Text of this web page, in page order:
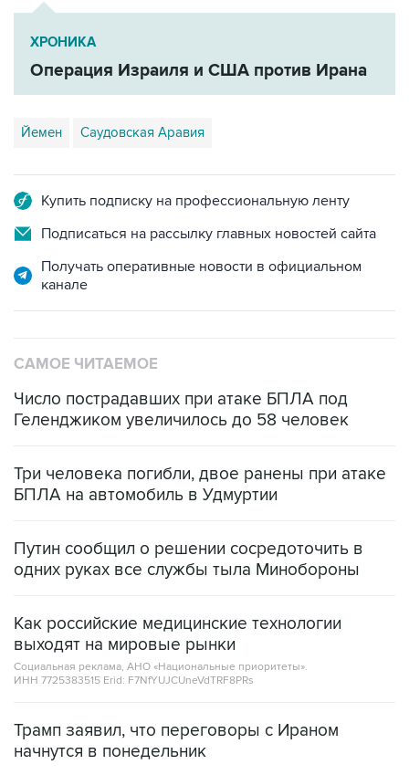
ХРОНИКА
Операция Израиля и США против Ирана
Йемен Саудовская Аравия
Купить подписку на профессиональную ленту
Подписаться на рассылку главных новостей сайта
Получать оперативные новости в официальном
канале
САМОЕ ЧИТАЕМОЕ
Число пострадавших при атаке БПЛА под
Геленджиком увеличилось до 58 человек
Три человека погибли, двое ранены при атаке
БПЛА на автомобиль в Удмуртии
Путин сообщил о решении сосредоточить в
одних руках все службы тыла Минобороны
Как российские медицинские технологии
выходят на мировые рынки
Социальная реклама, АНО «Национальные приоритеты».
ИНН 7725383515 Erid: F7NfYUJCUneVdTRF8PRs
Трамп заявил, что переговоры с Ираном
начнутся в понедельник